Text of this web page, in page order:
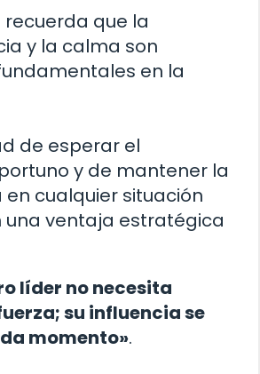
recuerda que la
y la calma son
en la
de esperar el
y de mantener la
cualquier situación
una ventaja estratégica
líder no necesita
su influencia se
momento».